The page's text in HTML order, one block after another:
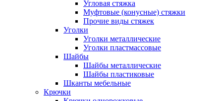
Угловая стяжка
Муфтовые (конусные) стяжки
Прочие виды стяжек
Уголки
Уголки металлические
Уголки пластмассовые
Шайбы
Шайбы металлические
Шайбы пластиковые
Шканты мебельные
Крючки